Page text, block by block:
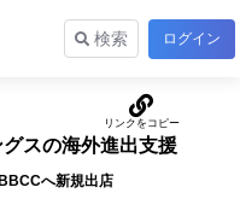
検索 ログイン
スの海外進出支援
へ新規出店